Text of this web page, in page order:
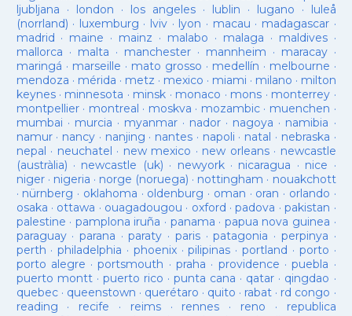
ljubljana · london · los angeles· lublin · lugano · luleå
(norrland) · luxemburg · lviv · lyon · macau · madagascar·
madrid · maine · mainz · malabo · malaga · maldives·
mallorca · malta · manchester· mannheim · maracay·
maringá · marseille · mato grosso · medellín · melbourne ·
mendoza · mérida · metz · mexico · miami · milano · milton
keynes· minnesota · minsk · monaco · mons · monterrey ·
montpellier· montreal · moskva · mozambic· muenchen ·
mumbai · murcia · myanmar· nador · nagoya · namibia ·
namur· nancy · nanjing · nantes · napoli · natal · nebraska ·
nepal · neuchatel · new mexico · new orleans· newcastle
(austràlia) · newcastle (uk) · newyork· nicaragua · nice ·
niger· nigeria · norge (noruega) · nottingham · nouakchott
· nürnberg · oklahoma · oldenburg · oman · oran · orlando ·
osaka · ottawa · ouagadougou · oxford ·padova ·pakistan ·
palestine · pamplona iruña · panama · papua nova guinea ·
paraguay· parana ·paraty · paris·patagonia · perpinya ·
perth ·philadelphia · phoenix·pilipinas ·portland · porto ·
porto alegre ·portsmouth ·praha · providence ·puebla ·
puerto montt· puerto rico ·punta cana · qatar · qingdao ·
quebec· queenstown · querétaro · quito · rabat · rd congo ·
reading · recife · reims· rennes · reno · republica